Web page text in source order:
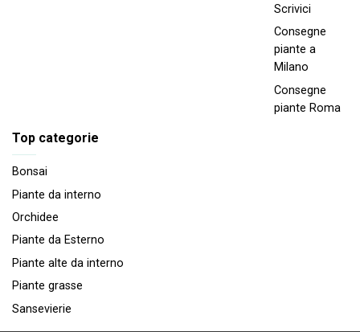
Scrivici
Consegne
piante a
Milano
Consegne
piante Roma
Top categorie
Bonsai
Piante da interno
Orchidee
Piante da Esterno
Piante alte da interno
Piante grasse
Sansevierie